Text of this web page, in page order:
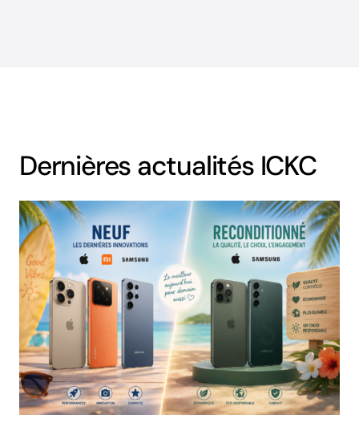
Dernières actualités ICKC